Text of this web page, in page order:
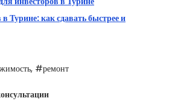
Турине: как сдавать быстрее и
#ремонт